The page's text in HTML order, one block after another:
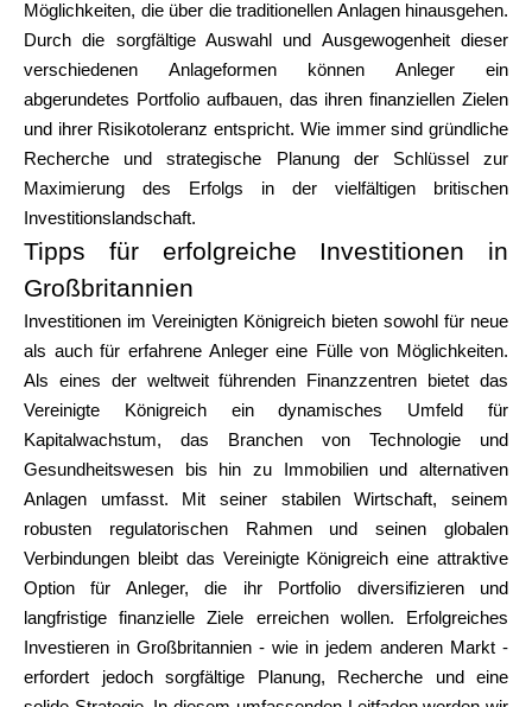
Möglichkeiten, die über die traditionellen Anlagen hinausgehen.
Durch die sorgfältige Auswahl und Ausgewogenheit dieser
verschiedenen Anlageformen können Anleger ein
abgerundetes Portfolio aufbauen, das ihren finanziellen Zielen
und ihrer Risikotoleranz entspricht. Wie immer sind gründliche
Recherche und strategische Planung der Schlüssel zur
Maximierung des Erfolgs in der vielfältigen britischen
Investitionslandschaft.
Tipps für erfolgreiche Investitionen in
Großbritannien
Investitionen im Vereinigten Königreich bieten sowohl für neue
als auch für erfahrene Anleger eine Fülle von Möglichkeiten.
Als eines der weltweit führenden Finanzzentren bietet das
Vereinigte Königreich ein dynamisches Umfeld für
Kapitalwachstum, das Branchen von Technologie und
Gesundheitswesen bis hin zu Immobilien und alternativen
Anlagen umfasst. Mit seiner stabilen Wirtschaft, seinem
robusten regulatorischen Rahmen und seinen globalen
Verbindungen bleibt das Vereinigte Königreich eine attraktive
Option für Anleger, die ihr Portfolio diversifizieren und
langfristige finanzielle Ziele erreichen wollen. Erfolgreiches
Investieren in Großbritannien - wie in jedem anderen Markt -
erfordert jedoch sorgfältige Planung, Recherche und eine